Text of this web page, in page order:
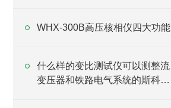
WHX-300B高压核相仪四大功能
什么样的变比测试仪可以测整流
变压器和铁路电气系统的斯科特